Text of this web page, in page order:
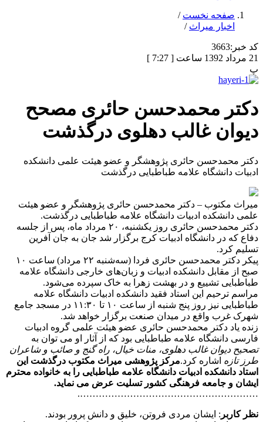
صفحه نخست /
اخبار میراث /
کد خبر:3663
21 مرداد 1392 ساعت [ 7:27 ]
پ
دکتر محمدحسن حائری مصحح
دیوان غالب دهلوی درگذشت
دکتر محمدحسن حائری پژوهشگر و عضو هیئت علمی دانشکده
ادبیات دانشگاه علامه طباطبایی درگذشت
میراث مکتوب – دکتر محمدحسن حائری پژوهشگر و عضو هیئت
علمی دانشکده ادبیات دانشگاه علامه طباطبایی درگذشت.
دکتر محمدحسن حائری روز یکشنبه، ۲۰ مرداد ماه، پس از جلسه‌
دفاع که در دانشگاه ادبیات کرج برگزار شد جان به جان آفرین
تسلیم کرد.
پیکر دکتر محمدحسن حائری فردا (سه‌شنبه ۲۲ مرداد) ساعت ۱۰
صبح از مقابل دانشکده‌ ادبیات و زبان‌های خارجی دانشگاه علامه
طباطبایی تشییع و در بهشت‌ زهرا به خاک سپرده می‌شود.
مراسم ترحیم این استاد فقید دانشکده ادبیات دانشگاه علامه
طباطبایی نیز روز پنج شنبه از ساعت ۱۰ تا ۱۱:۳۰ در مسجد جامع
شهرک غرب واقع در میدان صنعت برگزار خواهد شد.
زنده یاد دکتر محمدحسن حائری عضو هیئت علمی گروه ادبیات
فارسی دانشگاه علامه طباطبایی بود که از آثار او می توان به
تصحیح دیوان غالب دهلوی، منات خیال‌، راه گنج و صائب و شاعران
طرز تازه اشاره کرد.مرکز پژوهشی میراث مکتوب درگذشت این
استاد دانشکده ادبیات دانشگاه علامه طباطبایی را به خانواده محترم
ایشان و جامعه فرهنگی کشور تسلیت عرض می نماید.
………………………………………………….
نظر کاربر : ایشان مردی فروتن، خلیق و دانش پرور بودند.